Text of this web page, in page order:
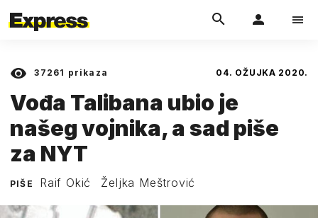
37261 prikaza 04. OŽUJKA 2020.
Vođa Talibana ubio je
našeg vojnika, a sad piše
za NYT
PIŠE Raif Okić Željka Meštrović